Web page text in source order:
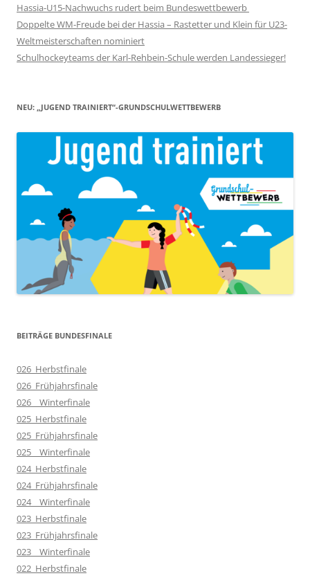
Hassia-U15-Nachwuchs rudert beim Bundeswettbewerb
Doppelte WM-Freude bei der Hassia – Rastetter und Klein für U23-
Weltmeisterschaften nominiert
Schulhockeyteams der Karl-Rehbein-Schule werden Landessieger!
NEU: „JUGEND TRAINIERT“-GRUNDSCHULWETTBEWERB
BEITRÄGE BUNDESFINALE
026_Herbstfinale
026_Frühjahrsfinale
026__Winterfinale
025_Herbstfinale
025_Frühjahrsfinale
025__Winterfinale
024_Herbstfinale
024_Frühjahrsfinale
024__Winterfinale
023_Herbstfinale
023_Frühjahrsfinale
023__Winterfinale
022_Herbstfinale